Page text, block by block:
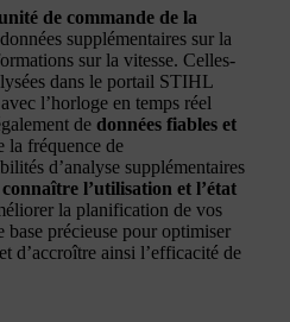
de commande de la
supplémentaires sur la
sur la vitesse. Celles-
dans le portail STIHL
l’horloge en temps réel
de données fiables et
la fréquence de
d’analyse supplémentaires
l’utilisation et l’état
la planification de vos
base précieuse pour optimiser
d’accroître ainsi l’efficacité de